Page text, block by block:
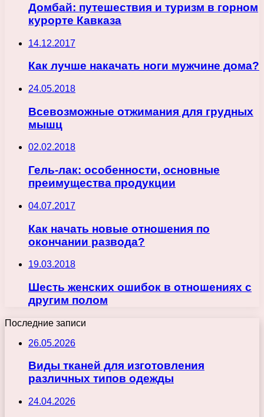
Домбай: путешествия и туризм в горном
курорте Кавказа
14.12.2017
Как лучше накачать ноги мужчине дома?
24.05.2018
Всевозможные отжимания для грудных
мышц
02.02.2018
Гель-лак: особенности, основные
преимущества продукции
04.07.2017
Как начать новые отношения по
окончании развода?
19.03.2018
Шесть женских ошибок в отношениях с
другим полом
Последние записи
26.05.2026
Виды тканей для изготовления
различных типов одежды
24.04.2026